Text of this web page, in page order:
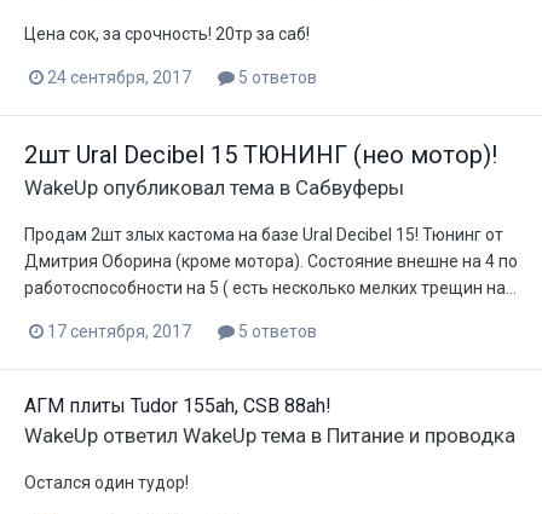
Цена сок, за срочность! 20тр за саб!
24 сентября, 2017 5 ответов
2шт Ural Decibel 15 ТЮНИНГ (нео мотор)!
WakeUp опубликовал тема в Сабвуферы
Продам 2шт злых кастома на базе Ural Decibel 15! Тюнинг от
Дмитрия Оборина (кроме мотора). Состояние внешне на 4 по
работоспособности на 5 ( есть несколько мелких трещин на...
17 сентября, 2017 5 ответов
АГМ плиты Tudor 155ah, CSB 88ah!
WakeUp ответил WakeUp тема в Питание и проводка
Остался один тудор!